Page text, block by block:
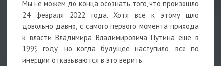
Мы не можем до конца осознать того, что произошло
24 февраля 2022 года. Хотя все к этому шло
довольно давно, с самого первого момента прихода
к власти Владимира Владимировича Путина еще в
1999 году, но когда будущее наступило, все по
инерции отказываются в это верить.